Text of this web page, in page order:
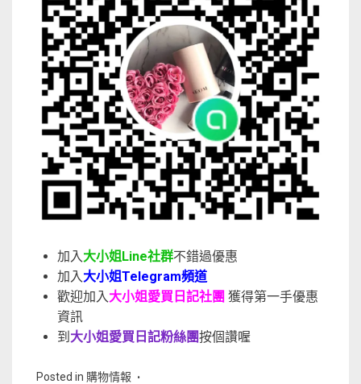
加入 大小姐Line社群不錯過優惠
加入 大小姐Telegram頻道
歡迎加入 大小姐愛買日記社團 獲得第一手優惠
資訊
到 大小姐愛買日記粉絲團按個讚喔
Posted in 購物情報